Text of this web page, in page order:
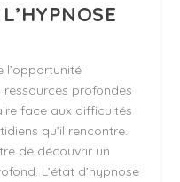
l’opportunité
profondes
face aux difficultés
qu’il rencontre.
de découvrir un
L’état d’hypnose